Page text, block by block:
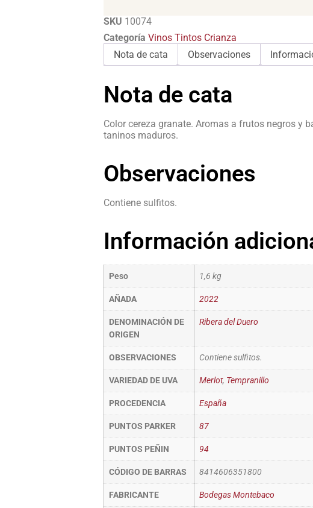
SKU 10074
Categoría Vinos Tintos Crianza
Nota de cata
Observaciones
Nota de cata
Color cereza granate. Aromas a frutos negros y
taninos maduros.
Observaciones
Contiene sulfitos.
Información
Peso 1,6 kg
AÑADA 2022
DENOMINACIÓN DE
ORIGEN
Ribera del Duero
OBSERVACIONES Contiene sulfitos.
VARIEDAD DE UVA Merlot, Tempranillo
PROCEDENCIA España
PUNTOS PARKER 87
PUNTOS PEÑIN 94
CÓDIGO DE BARRAS 8414606351800
FABRICANTE Bodegas Montebaco